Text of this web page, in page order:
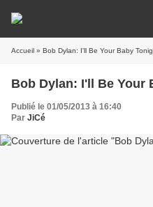
Accueil » Bob Dylan: I'll Be Your Baby
Bob Dylan: I'll Be Your
Publié le 01/05/2013 à 16:40
Par JiCé